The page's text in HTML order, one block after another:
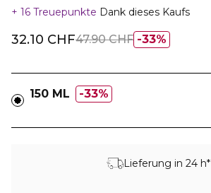
16 Treuepunkte Dank dieses Kaufs
33%
32.10 CHF47.90 CHF
150 ML 33%
Lieferung in 24 h*